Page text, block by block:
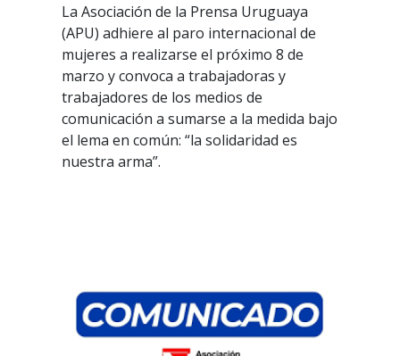
La Asociación de la Prensa Uruguaya
(APU) adhiere al paro internacional de
mujeres a realizarse el próximo 8 de
marzo y convoca a trabajadoras y
trabajadores de los medios de
comunicación a sumarse a la medida bajo
el lema en común: “la solidaridad es
nuestra arma”.